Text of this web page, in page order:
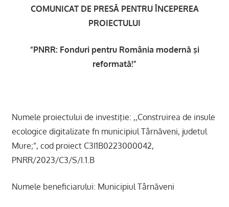
COMUNICAT DE PRESĂ PENTRU ÎNCEPEREA
PROIECTULUI
“PNRR: Fonduri pentru România modernă şi
reformată!”
Numele proiectului de investiţie: ,,Construirea de insule
ecologice digitalizate fn municipiul Târnăveni, judetul
Mure;”, cod proiect C3I1B0223000042,
PNRR/2023/C3/S/I.1.B
Numele beneficiarului: Municipiul Târnăveni